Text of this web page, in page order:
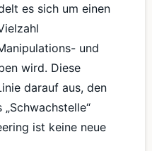
es sich um einen
und
wird. Diese
darauf aus, den
ist keine neue